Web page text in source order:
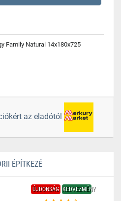
Family Natural 14x180x725
az eladótól
ÉPÍTKEZÉ
ÚJDONSÁG KEDVEZMÉNY